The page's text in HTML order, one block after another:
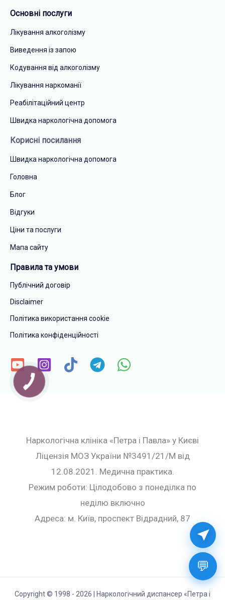
Основні послуги
Лікування алкоголізму
Виведення із запою
Кодування від алкоголізму
Лікування наркоманії
Реабілітаційний центр
Швидка наркологічна допомога
Корисні посилання
Швидка наркологічна допомога
Головна
Блог
Відгуки
Ціни та послуги
Мапа сайту
Правила та умови
Публічний договір
Disclaimer
Політика використання cookie
Політика конфіденційності
Наркологічна клініка «Петра і Павла» у Києві
Ліцензія МОЗ України №3491/21/М від
12.08.2021. Медична практика.
Режим роботи: Цілодобово з понеділка по
неділю включно
Адреса: м. Київ, проспект Відрадний, 87
Copyright © 1998 - 2026 | Наркологічний диспансер «Петра і
💬